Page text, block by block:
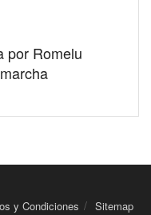
por Romelu
y Condiciones Sitemap